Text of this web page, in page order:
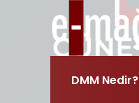
DMM Nedir?